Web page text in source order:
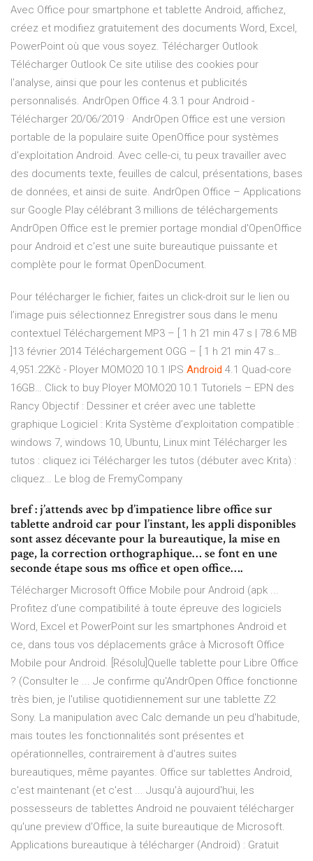
Avec Office pour smartphone et tablette Android, affichez,
créez et modifiez gratuitement des documents Word, Excel,
PowerPoint où que vous soyez. Télécharger Outlook
Télécharger Outlook Ce site utilise des cookies pour
l'analyse, ainsi que pour les contenus et publicités
personnalisés. AndrOpen Office 4.3.1 pour Android -
Télécharger 20/06/2019 · AndrOpen Office est une version
portable de la populaire suite OpenOffice pour systèmes
d'exploitation Android. Avec celle-ci, tu peux travailler avec
des documents texte, feuilles de calcul, présentations, bases
de données, et ainsi de suite. AndrOpen Office – Applications
sur Google Play célébrant 3 millions de téléchargements
AndrOpen Office est le premier portage mondial d'OpenOffice
pour Android et c'est une suite bureautique puissante et
complète pour le format OpenDocument.
Pour télécharger le fichier, faites un click-droit sur le lien ou
l’image puis sélectionnez Enregistrer sous dans le menu
contextuel Téléchargement MP3 – [ 1 h 21 min 47 s | 78.6 MB
]13 février 2014 Téléchargement OGG – [ 1 h 21 min 47 s…
4,951.22Kč - Ployer MOMO20 10.1 IPS Android 4.1 Quad-core
16GB… Click to buy Ployer MOMO20 10.1 Tutoriels – EPN des
Rancy Objectif : Dessiner et créer avec une tablette
graphique Logiciel : Krita Système d’exploitation compatible :
windows 7, windows 10, Ubuntu, Linux mint Télécharger les
tutos : cliquez ici Télécharger les tutos (débuter avec Krita) :
cliquez… Le blog de FremyCompany
bref : j’attends avec bp d’impatience libre office sur
tablette android car pour l’instant, les appli disponibles
sont assez décevante pour la bureautique, la mise en
page, la correction orthographique… se font en une
seconde étape sous ms office et open office….
Télécharger Microsoft Office Mobile pour Android (apk ...
Profitez d’une compatibilité à toute épreuve des logiciels
Word, Excel et PowerPoint sur les smartphones Android et
ce, dans tous vos déplacements grâce à Microsoft Office
Mobile pour Android. [Résolu]Quelle tablette pour Libre Office
? (Consulter le ... Je confirme qu'AndrOpen Office fonctionne
très bien, je l'utilise quotidiennement sur une tablette Z2
Sony. La manipulation avec Calc demande un peu d'habitude,
mais toutes les fonctionnalités sont présentes et
opérationnelles, contrairement à d'autres suites
bureautiques, même payantes. Office sur tablettes Android,
c'est maintenant (et c'est ... Jusqu'à aujourd'hui, les
possesseurs de tablettes Android ne pouvaient télécharger
qu'une preview d'Office, la suite bureautique de Microsoft.
Applications bureautique à télécharger (Android) : Gratuit